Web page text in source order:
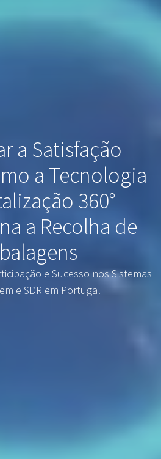
a Satisfação
a Tecnologia
360°
a Recolha de
e Sucesso nos Sistemas
e SDR em Portugal